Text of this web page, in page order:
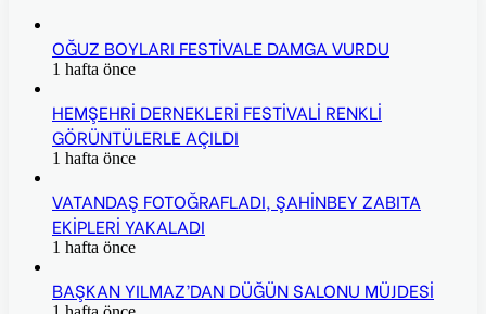
OĞUZ BOYLARI FESTİVALE DAMGA VURDU
1 hafta önce
HEMŞEHRİ DERNEKLERİ FESTİVALİ RENKLİ
GÖRÜNTÜLERLE AÇILDI
1 hafta önce
VATANDAŞ FOTOĞRAFLADI, ŞAHİNBEY ZABITA
EKİPLERİ YAKALADI
1 hafta önce
BAŞKAN YILMAZ’DAN DÜĞÜN SALONU MÜJDESİ